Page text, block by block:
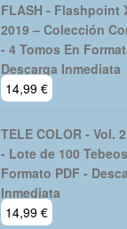
FLASH - Flashpoint
2019 – Colección
- 4 Tomos En
Descarga Inmediata
14,99 €
TELE COLOR - Vol.
- Lote de 100
Formato PDF -
Inmediata
14,99 €